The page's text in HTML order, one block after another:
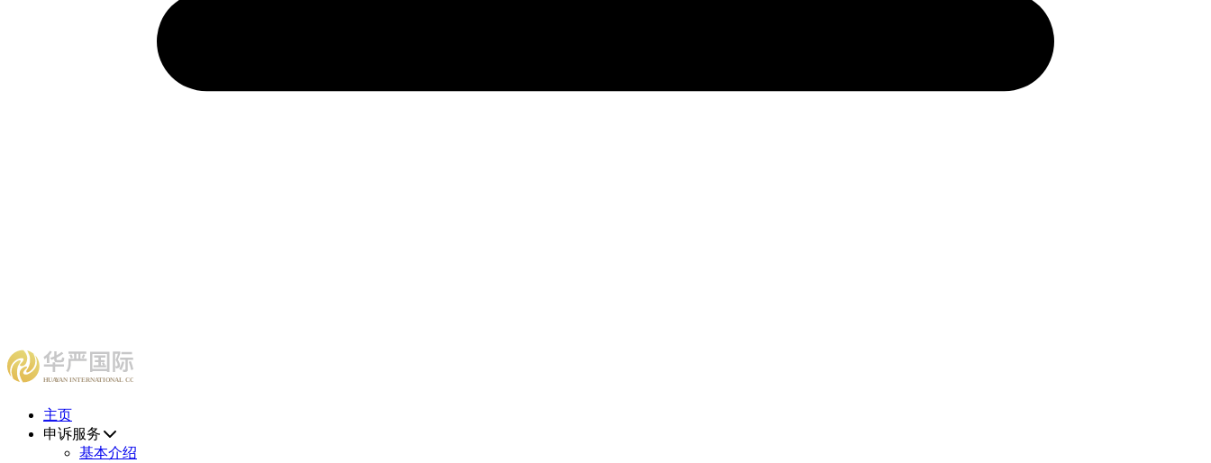
HUAYAN INTERNATIONAL CONSULTING CENTER
主页
申诉服务
基本介绍